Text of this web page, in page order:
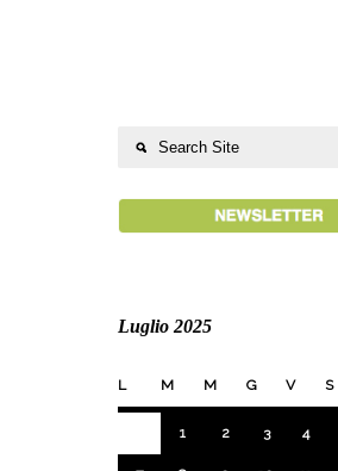
Luglio 2025
L M M G V S
1 2 3 4